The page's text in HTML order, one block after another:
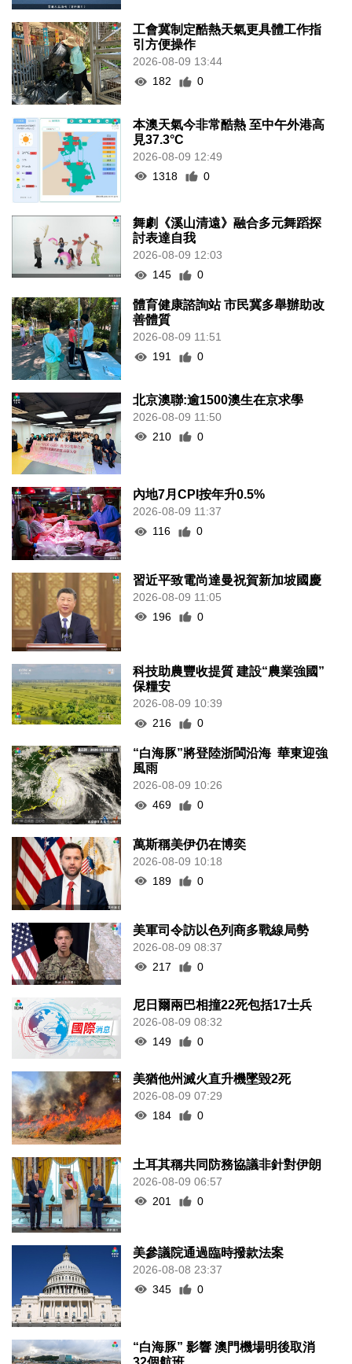
工會冀制定酷熱天氣更具體工作指
引方便操作
2026-08-09 13:44
182
0
本澳天氣今非常酷熱 至中午外港高
見37.3°C
2026-08-09 12:49
1318
0
舞劇《溪山清遠》融合多元舞蹈探
討表達自我
2026-08-09 12:03
145
0
體育健康諮詢站 市民冀多舉辦助改
善體質
2026-08-09 11:51
191
0
北京澳聯:逾1500澳生在京求學
2026-08-09 11:50
210
0
內地7月CPI按年升0.5%
2026-08-09 11:37
116
0
習近平致電尚達曼祝賀新加坡國慶
2026-08-09 11:05
196
0
科技助農豐收提質 建設“農業強國”
保糧安
2026-08-09 10:39
216
0
“白海豚”將登陸浙閩沿海 華東迎強
風雨
2026-08-09 10:26
469
0
萬斯稱美伊仍在博奕
2026-08-09 10:18
189
0
美軍司令訪以色列商多戰線局勢
2026-08-09 08:37
217
0
尼日爾兩巴相撞22死包括17士兵
2026-08-09 08:32
149
0
美猶他州滅火直升機墜毀2死
2026-08-09 07:29
184
0
土耳其稱共同防務協議非針對伊朗
2026-08-09 06:57
201
0
美參議院通過臨時撥款法案
2026-08-08 23:37
345
0
“白海豚” 影響 澳門機場明後取消